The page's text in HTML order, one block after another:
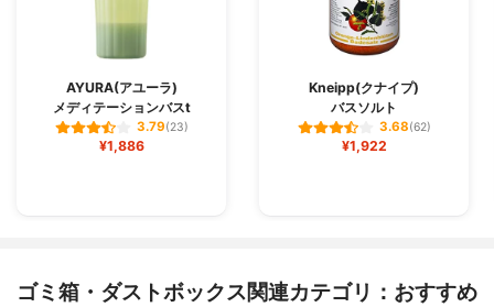
AYURA(アユーラ)
メディテーションバスt
3.79(23)
¥1,886
Kneipp(クナイプ)
バスソルト
3.68(62)
¥1,922
ゴミ箱・ダストボックス関連カテゴリ：おすすめ